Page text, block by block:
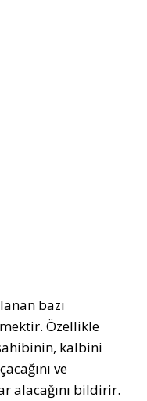
bazı
Özellikle
kalbini
ve
alacağını bildirir.